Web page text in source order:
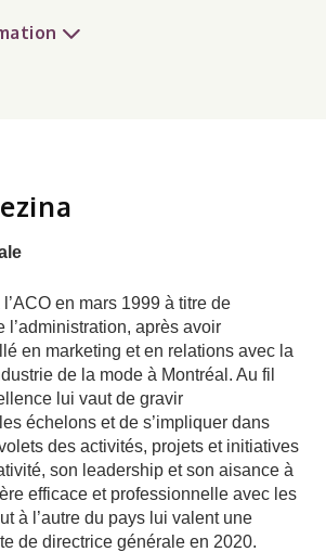
en mars 1999 à titre de
l’administration, après avoir
en marketing et en relations avec la
de la mode à Montréal. Au fil
lui vaut de gravir
échelons et de s’impliquer dans
des activités, projets et initiatives
son leadership et son aisance à
efficace et professionnelle avec les
à l’autre du pays lui valent une
de directrice générale en 2020.